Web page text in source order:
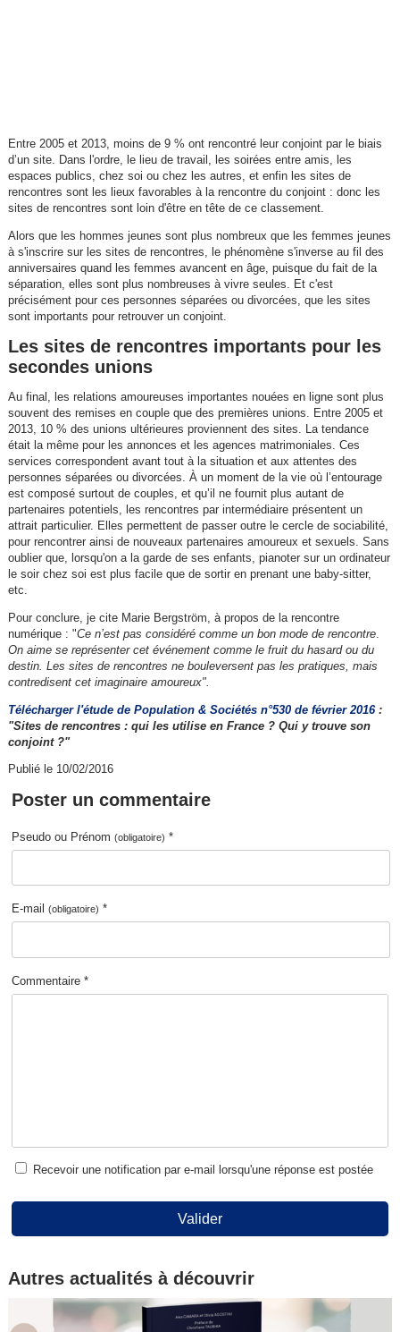
Entre 2005 et 2013, moins de 9 % ont rencontré leur conjoint par le biais
d’un site. Dans l'ordre, le lieu de travail, les soirées entre amis, les
espaces publics, chez soi ou chez les autres, et enfin les sites de
rencontres sont les lieux favorables à la rencontre du conjoint : donc les
sites de rencontres sont loin d'être en tête de ce classement.
Alors que les hommes jeunes sont plus nombreux que les femmes jeunes
à s'inscrire sur les sites de rencontres, le phénomène s'inverse au fil des
anniversaires quand les femmes avancent en âge, puisque du fait de la
séparation, elles sont plus nombreuses à vivre seules. Et c'est
précisément pour ces personnes séparées ou divorcées, que les sites
sont importants pour retrouver un conjoint.
Les sites de rencontres importants pour les
secondes unions
Au final, les relations amoureuses importantes nouées en ligne sont plus
souvent des remises en couple que des premières unions. Entre 2005 et
2013, 10 % des unions ultérieures proviennent des sites. La tendance
était la même pour les annonces et les agences matrimoniales. Ces
services correspondent avant tout à la situation et aux attentes des
personnes séparées ou divorcées. À un moment de la vie où l’entourage
est composé surtout de couples, et qu’il ne fournit plus autant de
partenaires potentiels, les rencontres par intermédiaire présentent un
attrait particulier. Elles permettent de passer outre le cercle de sociabilité,
pour rencontrer ainsi de nouveaux partenaires amoureux et sexuels. Sans
oublier que, lorsqu'on a la garde de ses enfants, pianoter sur un ordinateur
le soir chez soi est plus facile que de sortir en prenant une baby-sitter,
etc.
Pour conclure, je cite Marie Bergström, à propos de la rencontre
numérique : "Ce n’est pas considéré comme un bon mode de rencontre.
On aime se représenter cet événement comme le fruit du hasard ou du
destin. Les sites de rencontres ne bouleversent pas les pratiques, mais
contredisent cet imaginaire amoureux".
Télécharger l'étude de Population & Sociétés n°530 de février 2016:
"Sites de rencontres : qui les utilise en France ? Qui y trouve son
conjoint ?"
Publié le 10/02/2016
Poster un commentaire
Pseudo ou Prénom(obligatoire) *
E-mail(obligatoire) *
Commentaire *
Recevoir une notification par e-mail lorsqu'une réponse est postée
Valider
Autres actualités à découvrir